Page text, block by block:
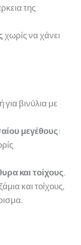
της
χωρίς να χάνει
για βινύλια με
μεγέθους:
και τοίχους.
και τοίχους,